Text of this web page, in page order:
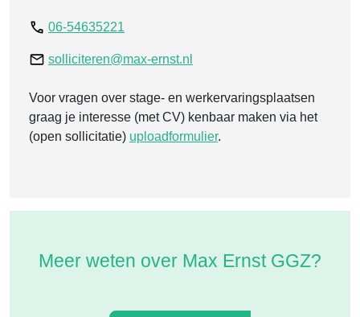
06-54635221
solliciteren@max-ernst.nl
Voor vragen over stage- en werkervaringsplaatsen
graag je interesse (met CV) kenbaar maken via het
(open sollicitatie) uploadformulier.
Meer weten over Max Ernst GGZ?